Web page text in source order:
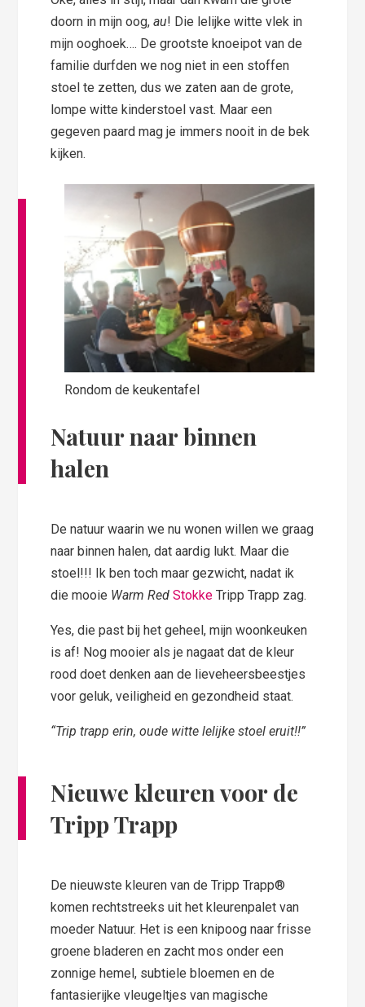
doorn in mijn oog,au! Die lelijke witte vlek in
mijn ooghoek…. De grootste knoeipot van de
familie durfden we nog niet in een stoffen
stoel te zetten, dus we zaten aan de grote,
lompe witte kinderstoel vast. Maar een
gegeven paard mag je immers nooit in de bek
kijken.
Rondom de keukentafel
Natuur naarbinnen
halen
De natuur waarin we nu wonen willen we graag
naar binnen halen, dat aardig lukt. Maar die
stoel!!! Ik ben toch maar gezwicht, nadat ik
die mooie Warm Red Stokke Tripp Trapp zag.
Yes, die past bij het geheel, mijn woonkeuken
is af! Nog mooier als je nagaat dat de kleur
rood doet denken aan de lieveheersbeestjes
voor geluk, veiligheid en gezondheid staat.
“Trip trapp erin, oude witte lelijke stoel eruit!!”
Nieuwe kleuren voor de
Tripp Trapp
De nieuwste kleuren van de Tripp Trapp®
komen rechtstreeks uit het kleurenpalet van
moeder Natuur. Het is een knipoog naar frisse
groene bladeren en zacht mos onder een
zonnige hemel, subtiele bloemen en de
fantasierijke vleugeltjes van magische